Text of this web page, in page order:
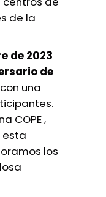
de la
de 2023
de
con una
COPE ,
esta
los